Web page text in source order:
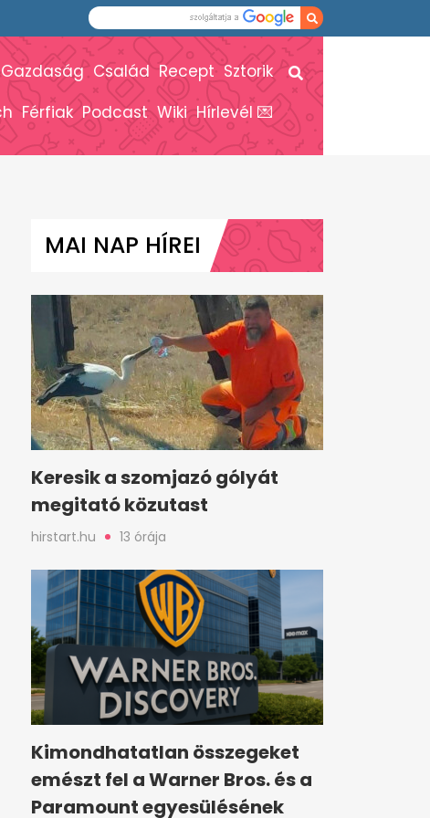
Gazdaság Család Recept Sztorik
Férfiak Podcast Wiki Hírlevél 💌
MAI NAP HÍREI
Keresik a szomjazó gólyát
megitató közutast
hirstart.hu 13 órája
Kimondhatatlan összegeket
emészt fel a Warner Bros. és a
Paramount egyesülésének